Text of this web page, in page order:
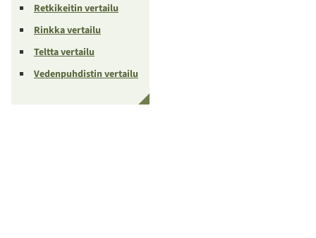
Retkikeitin vertailu
Rinkka vertailu
Teltta vertailu
Vedenpuhdistin vertailu